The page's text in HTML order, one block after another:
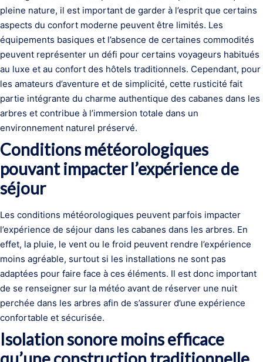
pleine nature, il est important de garder à l’esprit que certains
aspects du confort moderne peuvent être limités. Les
équipements basiques et l’absence de certaines commodités
peuvent représenter un défi pour certains voyageurs habitués
au luxe et au confort des hôtels traditionnels. Cependant, pour
les amateurs d’aventure et de simplicité, cette rusticité fait
partie intégrante du charme authentique des cabanes dans les
arbres et contribue à l’immersion totale dans un
environnement naturel préservé.
Conditions météorologiques
pouvant impacter l’expérience de
séjour
Les conditions météorologiques peuvent parfois impacter
l’expérience de séjour dans les cabanes dans les arbres. En
effet, la pluie, le vent ou le froid peuvent rendre l’expérience
moins agréable, surtout si les installations ne sont pas
adaptées pour faire face à ces éléments. Il est donc important
de se renseigner sur la météo avant de réserver une nuit
perchée dans les arbres afin de s’assurer d’une expérience
confortable et sécurisée.
Isolation sonore moins efficace